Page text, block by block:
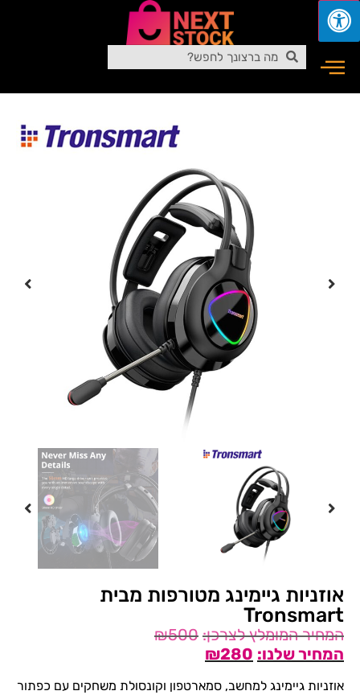
אוזניות גיימינג מטורפות מבית
Tronsmart
₪500
₪280
אוזניות גיימינג למחשב, סמארטפון וקונסולת משחקים עם כפתור